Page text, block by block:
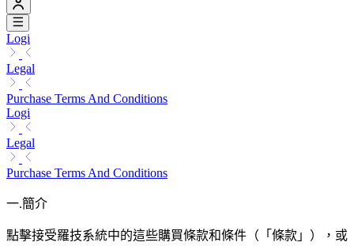
Logi
Legal
Purchase Terms And Conditions
Logi
Legal
Purchase Terms And Conditions
一.簡介
點擊接受羅技系統中的這些購買條款和條件（「條款」），或